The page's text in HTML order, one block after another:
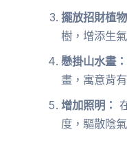
擺放招財植物
樹，增添生
懸掛山水畫：
畫，寓意背
增加照明：
度，驅散陰氣